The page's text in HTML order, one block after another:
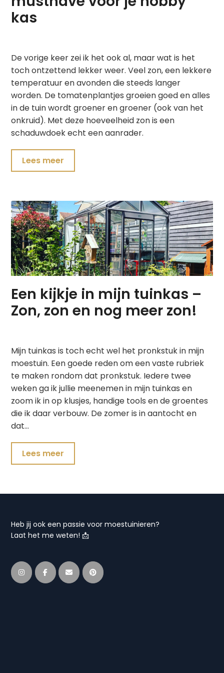
kas
De vorige keer zei ik het ook al, maar wat is het
toch ontzettend lekker weer. Veel zon, een lekkere
temperatuur en avonden die steeds langer
worden. De tomatenplantjes groeien goed en alles
in de tuin wordt groener en groener (ook van het
onkruid). Met deze hoeveelheid zon is een
schaduwdoek echt een aanrader.
Lees meer
Een kijkje in mijn tuinkas –
Zon, zon en nog meer zon!
Mijn tuinkas is toch echt wel het pronkstuk in mijn
moestuin. Een goede reden om een vaste rubriek
te maken rondom dat pronkstuk. Iedere twee
weken ga ik jullie meenemen in mijn tuinkas en
zoom ik in op klusjes, handige tools en de groentes
die ik daar verbouw. De zomer is in aantocht en
dat…
Lees meer
Heb jij ook een passie voor moestuinieren?
Laat het me weten! 📩